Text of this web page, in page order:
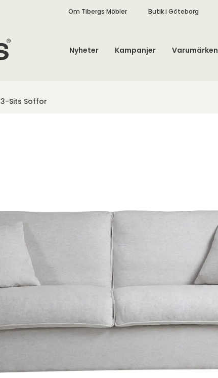
Om Tibergs Möbler Butik i Göteborg
Nyheter Kampanjer Varumärken
3-Sits Soffor